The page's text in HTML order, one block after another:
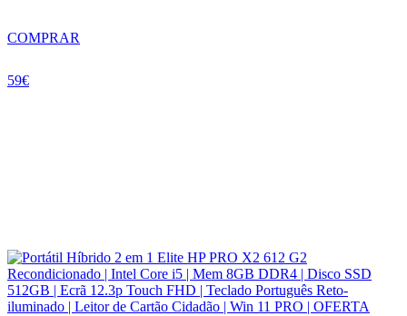
COMPRAR
59€